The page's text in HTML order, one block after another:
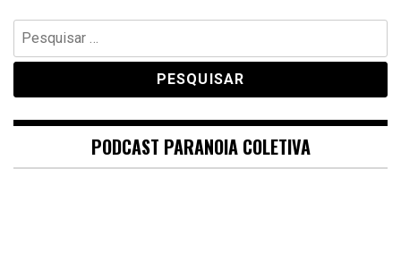
Pesquisar
por:
PODCAST PARANOIA COLETIVA